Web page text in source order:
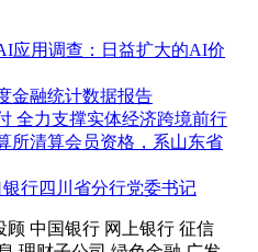
应用调查：日益扩大的AI价
金融统计数据报告
全力支撑实体经济跨境前行
所清算会员资格，系山东省
行四川省分行党委书记
顾 中国银行 网上银行 征信